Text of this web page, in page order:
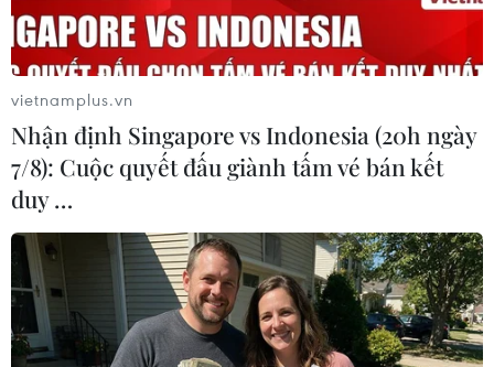
vietnamplus.vn
Nhận định Singapore vs Indonesia (20h ngày
7/8): Cuộc quyết đấu giành tấm vé bán kết
duy …